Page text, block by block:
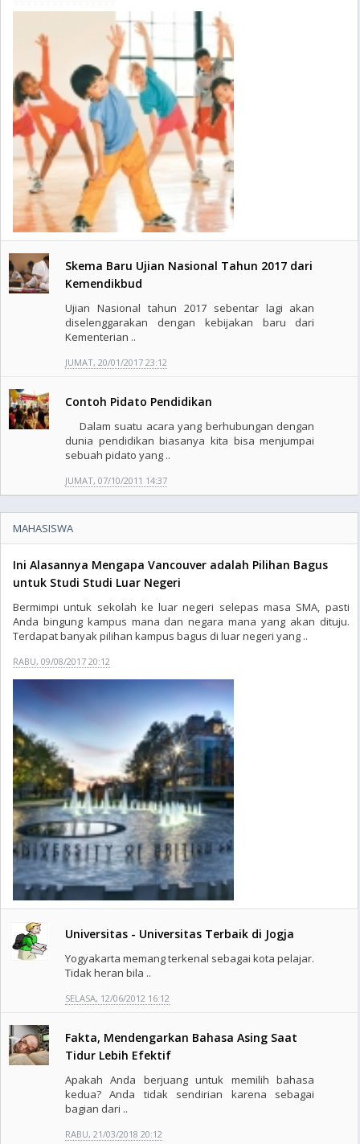
Skema Baru Ujian Nasional Tahun 2017 dari
Kemendikbud
Ujian Nasional tahun 2017 sebentar lagi akan
diselenggarakan dengan kebijakan baru dari
Kementerian ..
JUMAT, 20/01/2017 23:12
Contoh Pidato Pendidikan
Dalam suatu acara yang berhubungan dengan
dunia pendidikan biasanya kita bisa menjumpai
sebuah pidato yang ..
JUMAT, 07/10/2011 14:37
MAHASISWA
Ini Alasannya Mengapa Vancouver adalah Pilihan Bagus
untuk Studi Studi Luar Negeri
Bermimpi untuk sekolah ke luar negeri selepas masa SMA, pasti
Anda bingung kampus mana dan negara mana yang akan dituju.
Terdapat banyak pilihan kampus bagus di luar negeri yang ..
RABU, 09/08/2017 20:12
Universitas - Universitas Terbaik di Jogja
Yogyakarta memang terkenal sebagai kota pelajar.
Tidak heran bila ..
SELASA, 12/06/2012 16:12
Fakta, Mendengarkan Bahasa Asing Saat
Tidur Lebih Efektif
Apakah Anda berjuang untuk memilih bahasa
kedua? Anda tidak sendirian karena sebagai
bagian dari ..
RABU, 21/03/2018 20:12